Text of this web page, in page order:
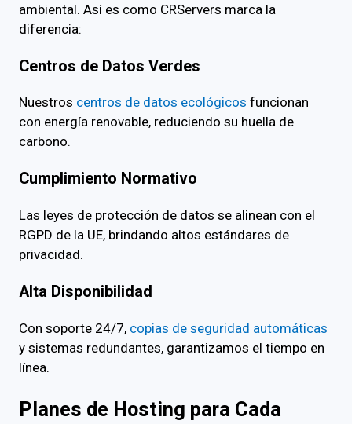
ambiental. Así es como CRServers marca la
diferencia:
Centros de Datos Verdes
Nuestros centros de datos ecológicos funcionan
con energía renovable, reduciendo su huella de
carbono.
Cumplimiento Normativo
Las leyes de protección de datos se alinean con el
RGPD de la UE, brindando altos estándares de
privacidad.
Alta Disponibilidad
Con soporte 24/7, copias de seguridad automáticas
y sistemas redundantes, garantizamos el tiempo en
línea.
Planes de Hosting para Cada